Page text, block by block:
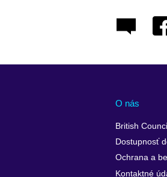
O nás
British
Dostupnosť
Ochrana a
Kontaktné